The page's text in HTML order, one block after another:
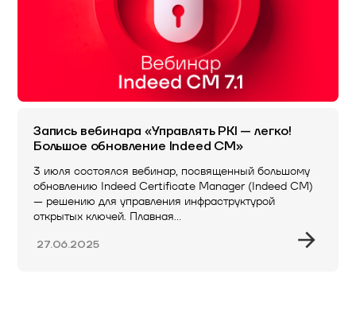
Запись вебинара «Управлять PKI — легко!
Большое обновление Indeed CM»
3 июля состоялся вебинар, посвященный большому
обновлению Indeed Certificate Manager (Indeed CM)
— решению для управления инфраструктурой
открытых ключей. Плавная…
27.06.2025